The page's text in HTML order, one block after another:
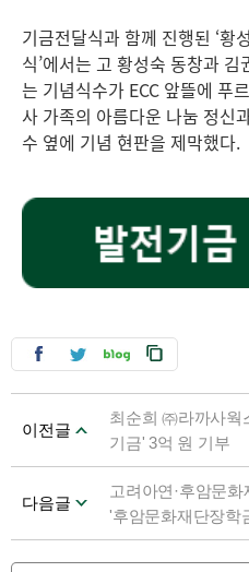
기금전달식과 함께 진행된 ‘황
식’에서는 고 황성숙 동창과
는 기념식수가 ECC 앞뜰에 푸
사 가족의 아름다운 나눔 정신
수 옆에 기념 현판을 제막했다.
이전글
최순희 ㈜라까사웍
기금' 3억 원 기부
다음글
고려아연·후암문
'후암문화재단장학